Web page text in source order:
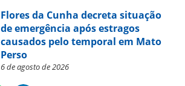
Flores da Cunha decreta situação
de emergência após estragos
causados pelo temporal em Mato
Perso
6 de agosto de 2026